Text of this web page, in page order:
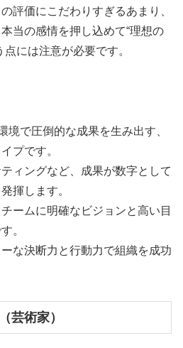
評価にこだわりすぎるあまり、
当の感情を押し込めて“理想の
には注意が必要です。
境で圧倒的な成果を生み出す、
プです。
ィングなど、成果が数字として
揮します。
ームに明確なビジョンと高い目
。
な決断力と行動力で組織を成功
芸術家）